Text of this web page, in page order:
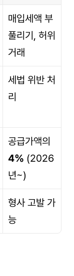
매입세액 부
풀리기, 허위
거래
세법 위반 처
리
4% (2026
년~)
형사 고발 가
능